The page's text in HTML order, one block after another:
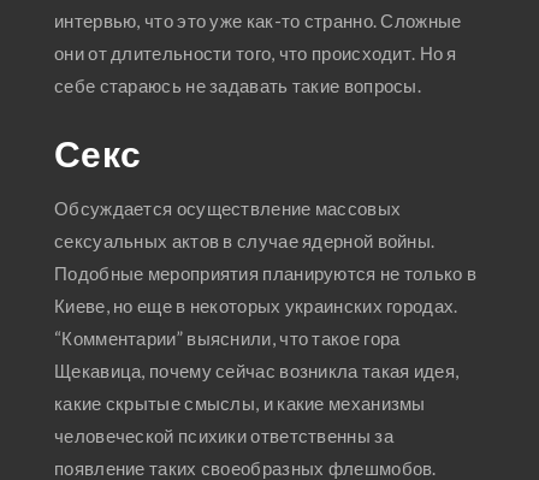
интервью, что это уже как-то странно. Сложные
они от длительности того, что происходит. Но я
себе стараюсь не задавать такие вопросы.
Секс
Обсуждается осуществление массовых
сексуальных актов в случае ядерной войны.
Подобные мероприятия планируются не только в
Киеве, но еще в некоторых украинских городах.
“Комментарии” выяснили, что такое гора
Щекавица, почему сейчас возникла такая идея,
какие скрытые смыслы, и какие механизмы
человеческой психики ответственны за
появление таких своеобразных флешмобов.